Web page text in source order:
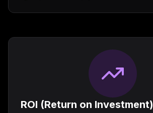
ROI (Return on Investment)